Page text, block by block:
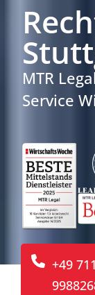
MTR
Service
+49 711